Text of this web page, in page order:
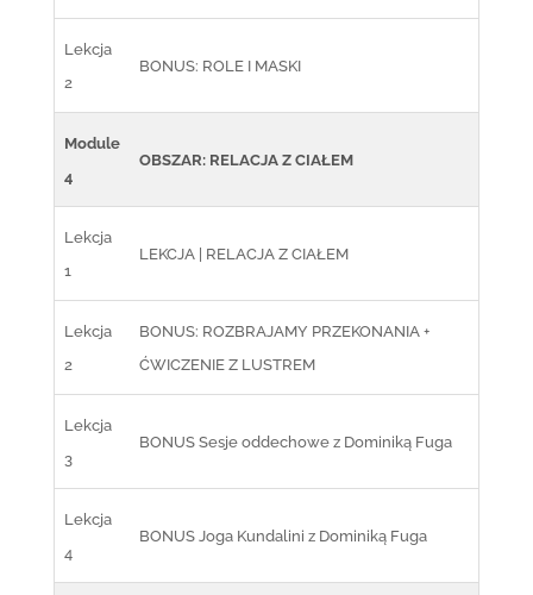
Lekcja
2
BONUS: ROLE I MASKI
Module
4
OBSZAR: RELACJA Z CIAŁEM
Lekcja
1
LEKCJA | RELACJA Z CIAŁEM
Lekcja
2
BONUS: ROZBRAJAMY PRZEKONANIA +
ĆWICZENIE Z LUSTREM
Lekcja
3
BONUS Sesje oddechowe z Dominiką Fuga
Lekcja
4
BONUS Joga Kundalini z Dominiką Fuga